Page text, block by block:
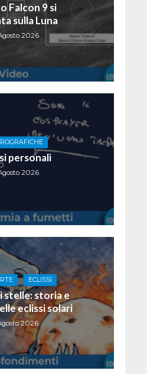
Falcon 9 si
sulla Luna
2026
personali
2026
ECLISSI
stelle: storia e
eclissi solari
2026